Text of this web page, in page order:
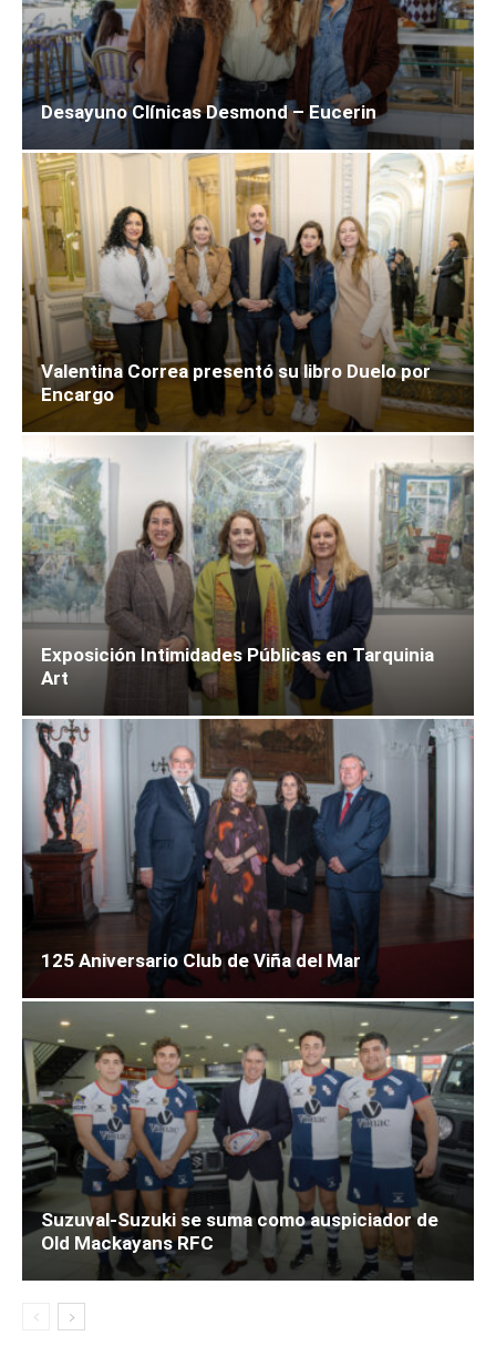
Desayuno Clínicas Desmond – Eucerin
Valentina Correa presentó su libro Duelo por
Encargo
Exposición Intimidades Públicas en Tarquinia
Art
125 Aniversario Club de Viña del Mar
Suzuval-Suzuki se suma como auspiciador de
Old Mackayans RFC